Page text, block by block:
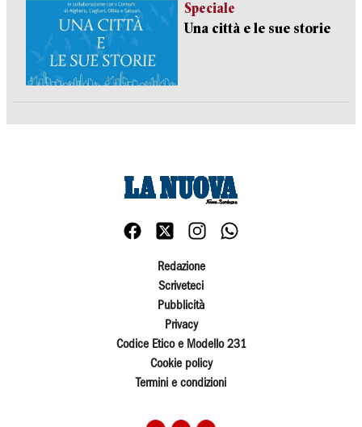
Speciale
Una città e le sue storie
Redazione
Scriveteci
Pubblicità
Privacy
Codice Etico e Modello 231
Cookie policy
Termini e condizioni